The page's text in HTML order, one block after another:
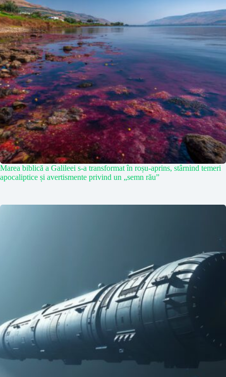
Marea biblică a Galileei s-a transformat în roșu-aprins, stârnind temeri
apocaliptice și avertismente privind un „semn rău”